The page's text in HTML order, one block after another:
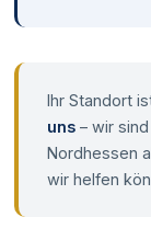
Ihr Standort
uns – wir
Nordhessen
wir helfen